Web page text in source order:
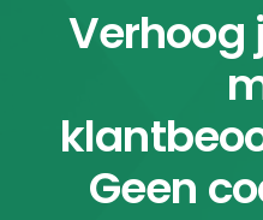
Verhoog
Geen